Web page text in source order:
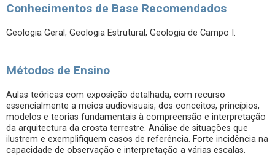
Conhecimentos de Base Recomendados
Geologia Geral; Geologia Estrutural; Geologia de Campo I.
Métodos de Ensino
Aulas teóricas com exposição detalhada, com recurso
essencialmente a meios audiovisuais, dos conceitos, princípios,
modelos e teorias fundamentais à compreensão e interpretação
da arquitectura da crosta terrestre. Análise de situações que
ilustrem e exemplifiquem casos de referência. Forte incidência na
capacidade de observação e interpretação a várias escalas.